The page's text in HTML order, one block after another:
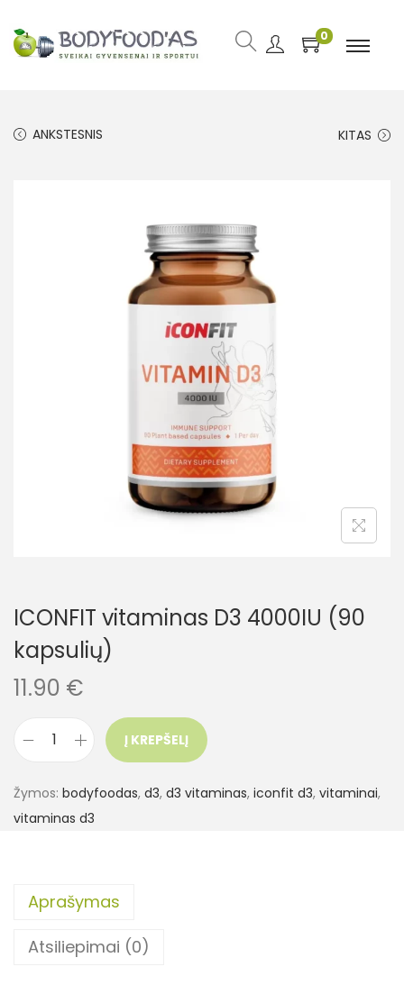
0
ANKSTESNIS KITAS
ICONFIT vitaminas D3 4000IU (90
kapsulių)
11.90 €
Į KREPŠELĮ
Žymos: bodyfoodas, d3, d3 vitaminas, iconfit d3, vitaminai,
vitaminas d3
Aprašymas
Atsiliepimai (0)